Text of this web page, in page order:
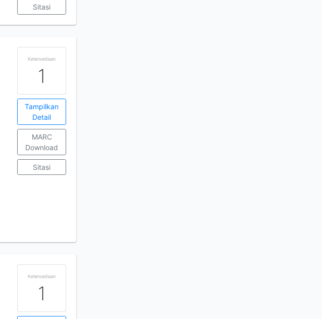
Sitasi
Ketersediaan
1
Tampilkan
Detail
MARC
Download
Sitasi
Ketersediaan
1